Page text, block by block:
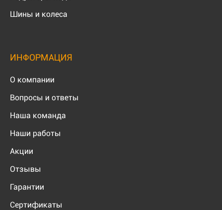
Шины и колеса
ИНФОРМАЦИЯ
О компании
Вопросы и ответы
Наша команда
Наши работы
Акции
Отзывы
Гарантии
Сертификаты